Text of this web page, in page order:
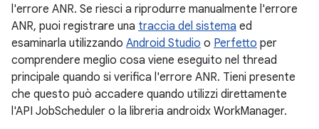
l'errore ANR. Se riesci a riprodurre manualmente l'errore
ANR, puoi registrare una traccia del sistema ed
esaminarla utilizzando Android Studio o Perfetto per
comprendere meglio cosa viene eseguito nel thread
principale quando si verifica l'errore ANR. Tieni presente
che questo può accadere quando utilizzi direttamente
l'API JobScheduler o la libreria androidx WorkManager.